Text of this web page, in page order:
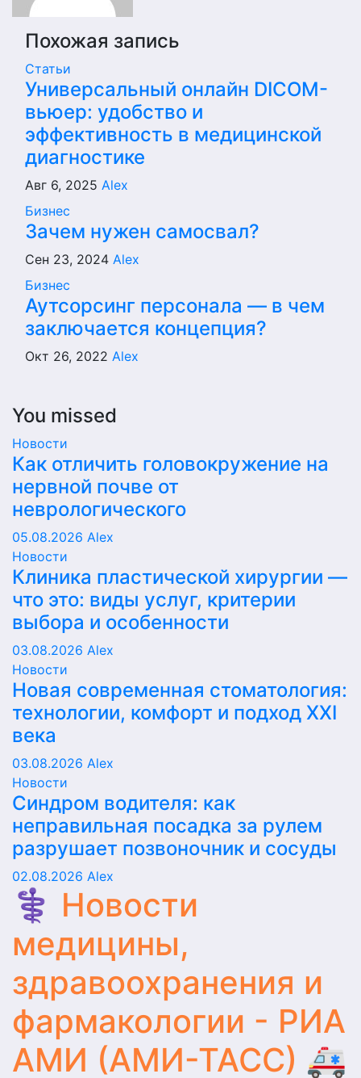
Похожая запись
Статьи
Универсальный онлайн DICOM-
вьюер: удобство и
эффективность в медицинской
диагностике
Авг 6, 2025 Alex
Бизнес
Зачем нужен самосвал?
Сен 23, 2024 Alex
Бизнес
Аутсорсинг персонала — в чем
заключается концепция?
Окт 26, 2022 Alex
You missed
Новости
Как отличить головокружение на
нервной почве от
неврологического
05.08.2026 Alex
Новости
Клиника пластической хирургии —
что это: виды услуг, критерии
выбора и особенности
03.08.2026 Alex
Новости
Новая современная стоматология:
технологии, комфорт и подход XXI
века
03.08.2026 Alex
Новости
Синдром водителя: как
неправильная посадка за рулем
разрушает позвоночник и сосуды
02.08.2026 Alex
⚕️ Новости
медицины,
здравоохранения и
фармакологии - РИА
АМИ (АМИ-ТАСС) 🚑